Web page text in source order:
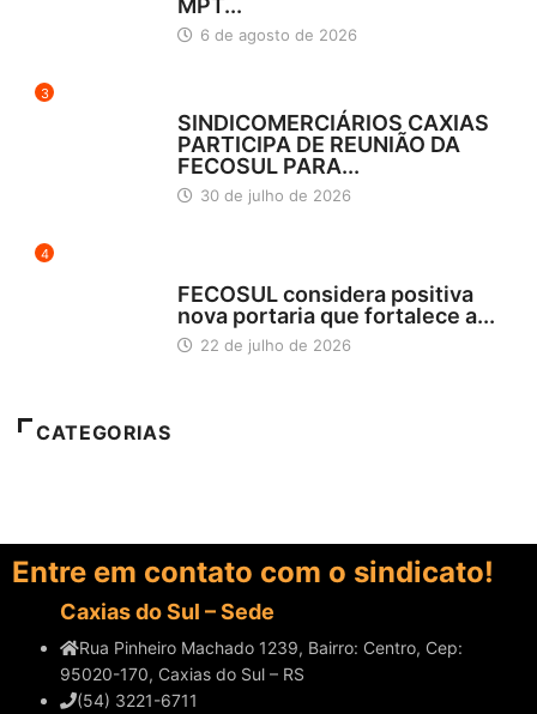
MPT...
6 de agosto de 2026
3
SINDICOMERCIÁRIOS CAXIAS
PARTICIPA DE REUNIÃO DA
FECOSUL PARA...
30 de julho de 2026
4
FECOSUL considera positiva
nova portaria que fortalece a...
22 de julho de 2026
CATEGORIAS
Entre em contato com o sindicato!
Caxias do Sul – Sede
Rua Pinheiro Machado 1239, Bairro: Centro, Cep:
95020-170, Caxias do Sul – RS
(54) 3221-6711